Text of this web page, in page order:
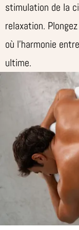
stimulation de la
relaxation.
où l’harmonie
ultime.